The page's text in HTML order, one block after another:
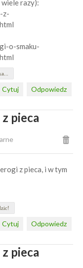
wiele razy):
z-
o-smaku-
Odpowiedz
Cytuj
pieca
z pieca, i w tym
Odpowiedz
Cytuj
pieca